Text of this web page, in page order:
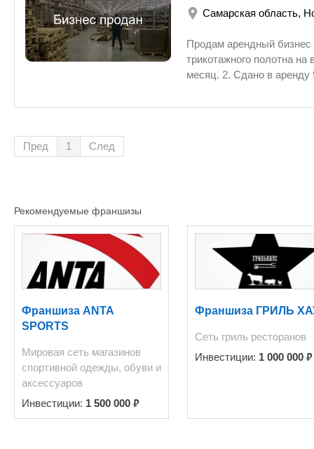
Самарская область,
Продам арендный бизнес
трикотажного полотна на въезде в г.
месяц. 2. Сдано в аренду 95 % площадей. 3. Корпус 1984 г. постройки, в собственности, ремонт
новые, заливкой антипылевых полов, заменой остекления. 4. Спрос на аренду площадей в этой
основном производственно-складской,
наличия подъемных прифасадных пандусов, обеспечивающих
возможность гибкой установки на уровень борта машины или на нулевой уровень и подачей на
Подключения к сетям напрямую к поставщикам, подтверждены
1,2 мВт, тариф СН-2, подключено центральное отопление. Имеются центральные
собственности двух физ. лиц.
с торгов. 8.
Пред 1 След
Рекомендуемые франшизы
Франшиза ANTA
SPORTS
Мировая сеть магазинов
спортивной одежды, обуви и
аксессуаров
Инвестиции: 1 500 000 ₽
Франшиза ГРИЛЬ
Сеть гриль ресторанов
Инвестиции: 1 000 000 ₽